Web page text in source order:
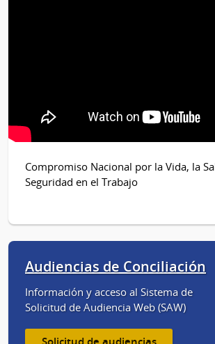
Compromiso Nacional por la Vida, la
Seguridad en el Trabajo
Audiencias de Conciliación
Información y acceso al Sistema de
Solicitud de Audiencia Web (SAW)